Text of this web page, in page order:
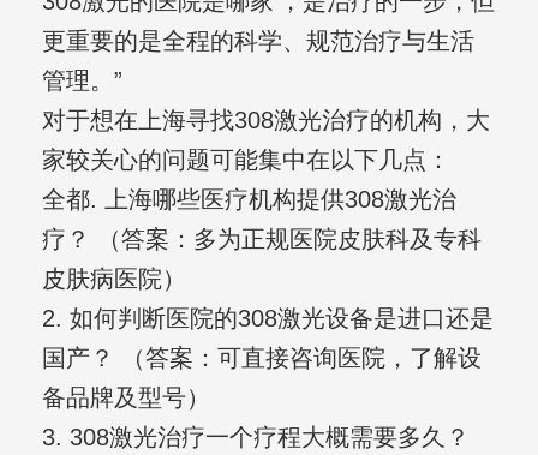
更重要的是全程的科学、规范治疗与生活
管理。”
对于想在上海寻找308激光治疗的机构，大
家较关心的问题可能集中在以下几点：
全都. 上海哪些医疗机构提供308激光治
疗？ （答案：多为正规医院皮肤科及专科
皮肤病医院）
2. 如何判断医院的308激光设备是进口还是
国产？ （答案：可直接咨询医院，了解设
备品牌及型号）
3. 308激光治疗一个疗程大概需要多久？